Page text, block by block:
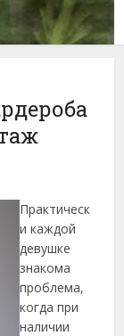
Практическ
и каждой
девушке
знакома
проблема,
когда при
наличии